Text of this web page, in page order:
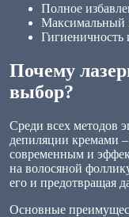
Полное
Максимальный
Гигиеничность
Почему
выбор?
Среди всех методов
депиляции кремами –
современным и
на волосяной
его и предотвращая
Основные